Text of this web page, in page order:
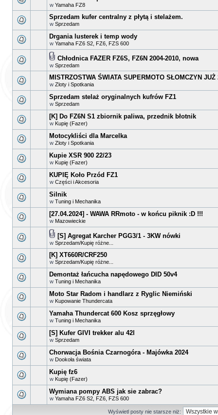
w Yamaha FZ8
Sprzedam kufer centralny z płytą i stelażem.
w Sprzedam
Drgania lusterek i temp wody
w Yamaha FZ6 S2, FZ6, FZS 600
Chłodnica FAZER FZ6S, FZ6N 2004-2010, nowa
w Sprzedam
MISTRZOSTWA ŚWIATA SUPERMOTO SŁOMCZYN
w Zloty i Spotkania
Sprzedam stelaż oryginalnych kufrów FZ1
w Sprzedam
[K] Do FZ6N S1 zbiornik paliwa, przednik błotnik
w Kupię (Fazer)
Motocykliści dla Marcelka
w Zloty i Spotkania
Kupie XSR 900 22/23
w Kupię (Fazer)
KUPIĘ Koło Przód FZ1
w Części i Akcesoria
Silnik
w Tuning i Mechanika
[27.04.2024] - WAWA RRmoto - w końcu piknik :D !!!
w Mazowieckie
[S] Agregat Karcher PGG3/1 - 3KW nówki
w Sprzedam/Kupię różne...
[K] XT660R/CRF250
w Sprzedam/Kupię różne...
Demontaż łańcucha napędowego DID 50v4
w Tuning i Mechanika
Moto Star Radom i handlarz z Ryglic Niemiński
w Kupowanie Thundercata
Yamaha Thundercat 600 Kosz sprzęgłowy
w Tuning i Mechanika
[S] Kufer GIVI trekker alu 42l
w Sprzedam
Chorwacja Bośnia Czarnogóra - Majówka 2024
w Dookoła świata
Kupię fz6
w Kupię (Fazer)
Wymiana pompy ABS jak sie zabrac?
w Yamaha FZ6 S2, FZ6, FZS 600
Wyświetl posty nie starsze niż: